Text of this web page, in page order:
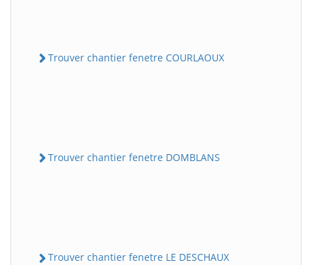
Trouver chantier fenetre COURLAOUX
Trouver chantier fenetre DOMBLANS
Trouver chantier fenetre LE DESCHAUX